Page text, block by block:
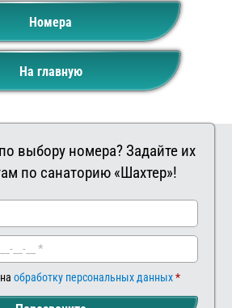
Номера
На главную
выбору номера? Задайте их
по санаторию «Шахтер»!
обработку персональных данных